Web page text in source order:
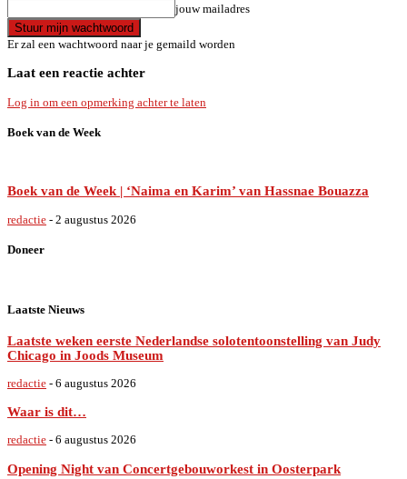
jouw mailadres
Er zal een wachtwoord naar je gemaild worden
Laat een reactie achter
Log in om een opmerking achter te laten
Boek van de Week
Boek van de Week | ‘Naima en Karim’ van Hassnae Bouazza
redactie - 2 augustus 2026
Doneer
Laatste Nieuws
Laatste weken eerste Nederlandse solotentoonstelling van Judy
Chicago in Joods Museum
redactie - 6 augustus 2026
Waar is dit…
redactie - 6 augustus 2026
Opening Night van Concertgebouworkest in Oosterpark